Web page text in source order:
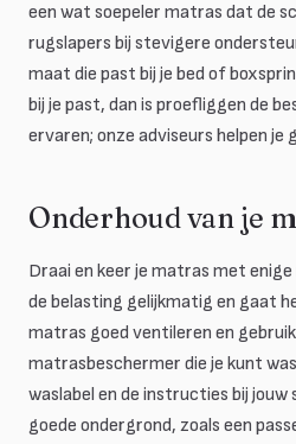
een wat soepeler matras dat de
rugslapers bij stevigere
maat die past bij je bed of
bij je past, dan is proefliggen de
ervaren; onze adviseurs helpen je
Onderhoud van je
Draai en keer je matras met
de belasting gelijkmatig en gaat
matras goed ventileren en
matrasbeschermer die je kunt
waslabel en de instructies bij jouw
goede ondergrond, zoals een